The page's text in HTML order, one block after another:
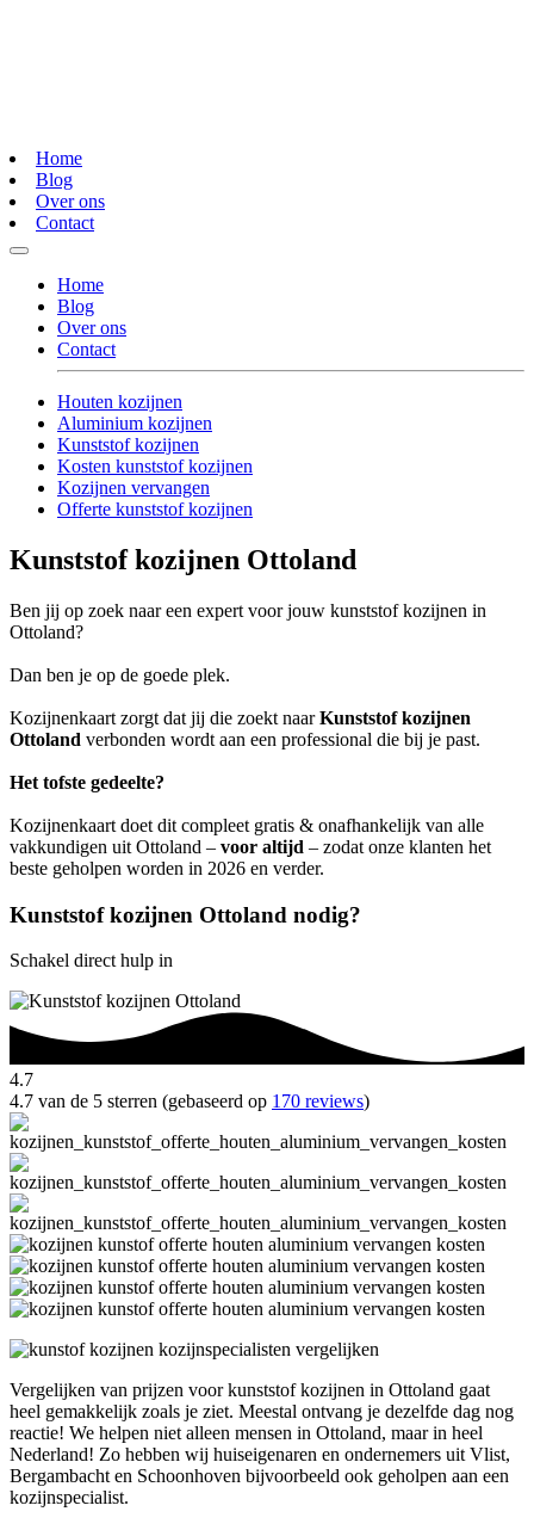
Home
Blog
Over ons
Contact
Home
Blog
Over ons
Contact
Houten kozijnen
Aluminium kozijnen
Kunststof kozijnen
Kosten kunststof kozijnen
Kozijnen vervangen
Offerte kunststof kozijnen
Kunststof kozijnen Ottoland
Ben jij op zoek naar een expert voor jouw kunststof kozijnen in
Ottoland?
Dan ben je op de goede plek.
Kozijnenkaart zorgt dat jij die zoekt naarKunststof kozijnen
Ottoland verbonden wordt aan een professional die bij je past.
Het tofste gedeelte?
Kozijnenkaart doet dit compleet gratis & onafhankelijk van alle
vakkundigen uit Ottoland – voor altijd – zodat onze klanten het
beste geholpen worden in 2026 en verder.
Kunststof kozijnen Ottoland nodig?
Schakel direct hulp in
4.7
4.7 van de 5 sterren (gebaseerd op 170 reviews)
Vergelijken van prijzen voor kunststof kozijnen in Ottoland gaat
heel gemakkelijk zoals je ziet. Meestal ontvang je dezelfde dag nog
reactie! We helpen niet alleen mensen in Ottoland, maar in heel
Nederland! Zo hebben wij huiseigenaren en ondernemers uit Vlist,
Bergambacht en Schoonhoven bijvoorbeeld ook geholpen aan een
kozijnspecialist.